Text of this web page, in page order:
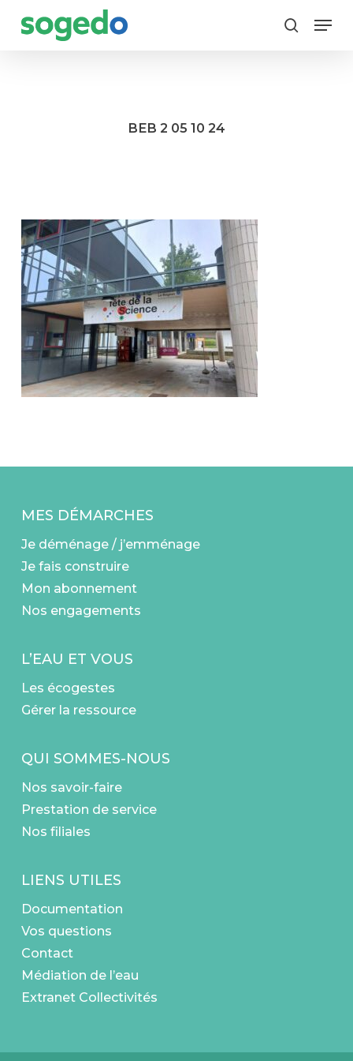
search
Menu
BEB 2 05 10 24
MES DÉMARCHES
Je déménage / j’emménage
Je fais construire
Mon abonnement
Nos engagements
L’EAU ET VOUS
Les écogestes
Gérer la ressource
QUI SOMMES-NOUS
Nos savoir-faire
Prestation de service
Nos filiales
LIENS UTILES
Documentation
Vos questions
Contact
Médiation de l’eau
Extranet Collectivités